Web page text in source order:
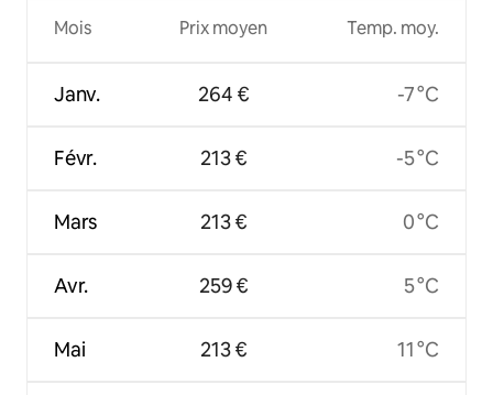
Mois
Janv.
Févr.
Mars
Avr.
Mai
Prix moyen
264 €
213 €
213 €
259 €
213 €
Temp. moy.
-7 °C
-5 °C
0 °C
5 °C
11 °C